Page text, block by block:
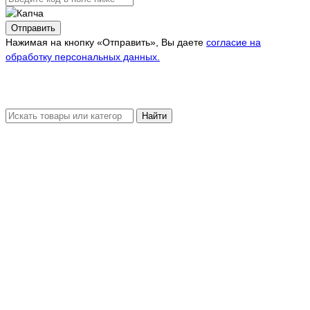
Отправить
Нажимая на кнопку «Отправить», Вы даете согласие на
обработку персональных данных.
Найти